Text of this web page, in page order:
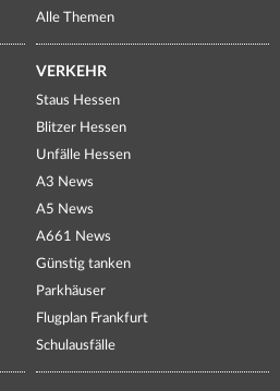
Alle Themen
VERKEHR
Staus Hessen
Blitzer Hessen
Unfälle Hessen
A3 News
A5 News
A661 News
Günstig tanken
Parkhäuser
Flugplan Frankfurt
Schulausfälle